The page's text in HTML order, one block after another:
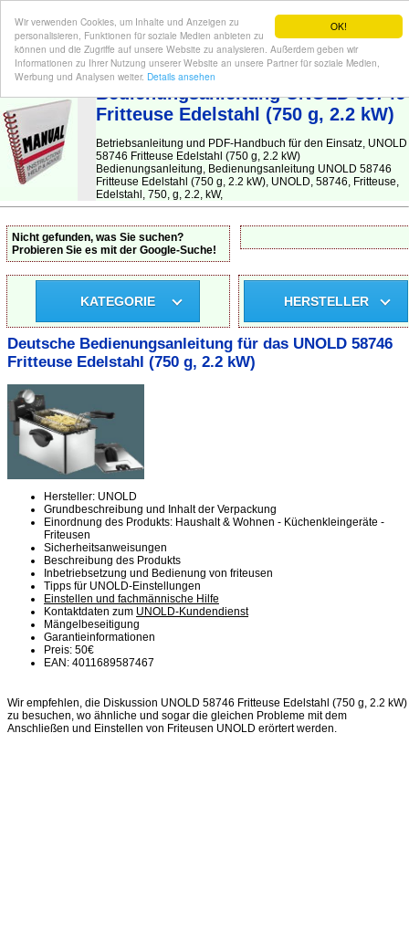
OK!
Wir verwenden Cookies, um Inhalte und Anzeigen zu
personalisieren, Funktionen für soziale Medien anbieten zu
können und die Zugriffe auf unsere Website zu analysieren. Außerdem geben wir
Informationen zu Ihrer Nutzung unserer Website an unsere Partner für soziale Medien,
Werbung und Analysen weiter. Details ansehen
BEDIENUNGSANLEITUNG| Hier finden Sie die deutsche Anleitung!
Bedienungsanleitung UNOLD 58746
Fritteuse Edelstahl (750 g, 2.2 kW)
Betriebsanleitung und PDF-Handbuch für den Einsatz, UNOLD
58746 Fritteuse Edelstahl (750 g, 2.2 kW)
Bedienungsanleitung, Bedienungsanleitung UNOLD 58746
Fritteuse Edelstahl (750 g, 2.2 kW), UNOLD, 58746, Fritteuse,
Edelstahl, 750, g, 2.2, kW,
Nicht gefunden, was Sie suchen?
Probieren Sie es mit der Google-Suche!
KATEGORIE HERSTELLER
Deutsche Bedienungsanleitung für das UNOLD 58746
Fritteuse Edelstahl (750 g, 2.2 kW)
Hersteller: UNOLD
Grundbeschreibung und Inhalt der Verpackung
Einordnung des Produkts: Haushalt & Wohnen - Küchenkleingeräte -
Friteusen
Sicherheitsanweisungen
Beschreibung des Produkts
Inbetriebsetzung und Bedienung von friteusen
Tipps für UNOLD-Einstellungen
Einstellen und fachmännische Hilfe
Kontaktdaten zum UNOLD-Kundendienst
Mängelbeseitigung
Garantieinformationen
Preis: 50€
EAN: 4011689587467
Wir empfehlen, die Diskussion UNOLD 58746 Fritteuse Edelstahl (750 g, 2.2 kW)
zu besuchen, wo ähnliche und sogar die gleichen Probleme mit dem
Anschließen und Einstellen von Friteusen UNOLD erörtert werden.